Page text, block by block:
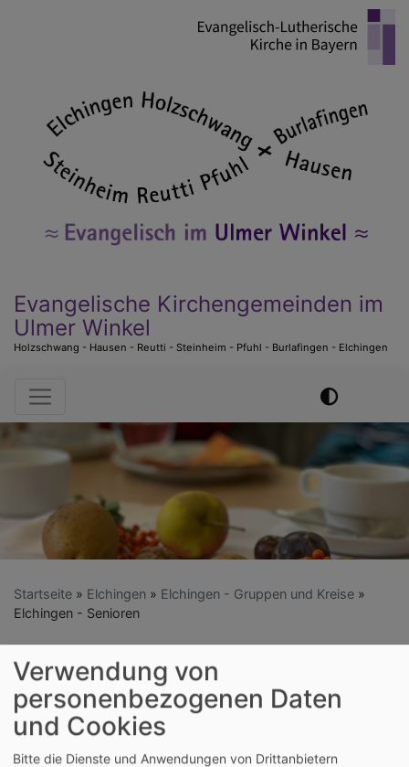
Evangelische Kirchengemeinden im
Ulmer Winkel
Holzschwang - Hausen - Reutti - Steinheim - Pfuhl - Burlafingen - Elchingen
Hauptnavigation
Startseite Elchingen
Elchingen - Gruppen und Kreise
Elchingen - Senioren
Elchingen - Senioren
Unser Programm für das Frühjahr 2026:
Verwendung von
personenbezogenen Daten
und Cookies
Bitte die Dienste und Anwendungen von Drittanbietern